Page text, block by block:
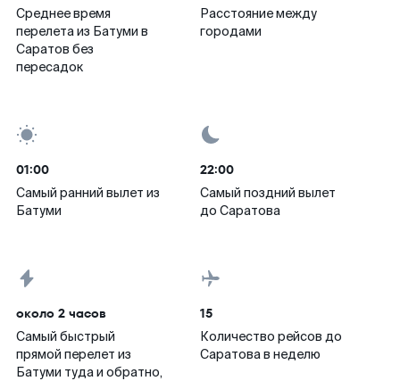
Среднее время
перелета из Батуми в
Саратов без
пересадок
Расстояние между
городами
01:00
Самый ранний вылет из
Батуми
22:00
Самый поздний вылет
до Саратова
около 2 часов
Самый быстрый
прямой перелет из
Батуми туда и обратно,
15
Количество рейсов до
Саратова в неделю